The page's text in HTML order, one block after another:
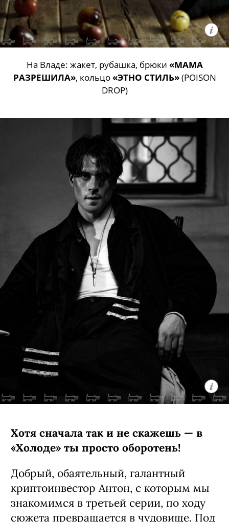
На Владе: жакет, рубашка, брюки «МАМА
РАЗРЕШИЛА», кольцо«ЭТНО СТИЛЬ»(POISON
DROP)
Хотя сначала так и не скажешь — в
«Холоде» ты просто оборотень!
Добрый, обаятельный, галантный
криптоинвестор Антон, с которым мы
знакомимся в третьей серии, по ходу
сюжета превращается в чудовище. Под